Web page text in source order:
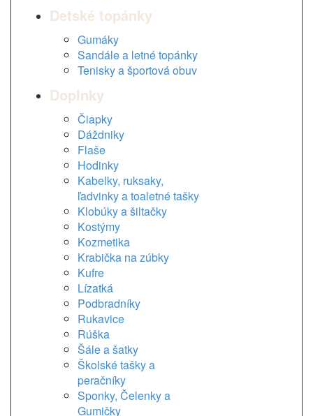
Detské topánky
Gumáky
Sandále a letné topánky
Tenisky a športová obuv
Doplnky
Čiapky
Dáždniky
Flaše
Hodinky
Kabelky, ruksaky,
ľadvinky a toaletné tašky
Klobúky a šiltačky
Kostýmy
Kozmetika
Krabička na zúbky
Kufre
Lízatká
Podbradníky
Rukavice
Rúška
Šále a šatky
Školské tašky a
peračníky
Sponky, Čelenky a
Gumičky